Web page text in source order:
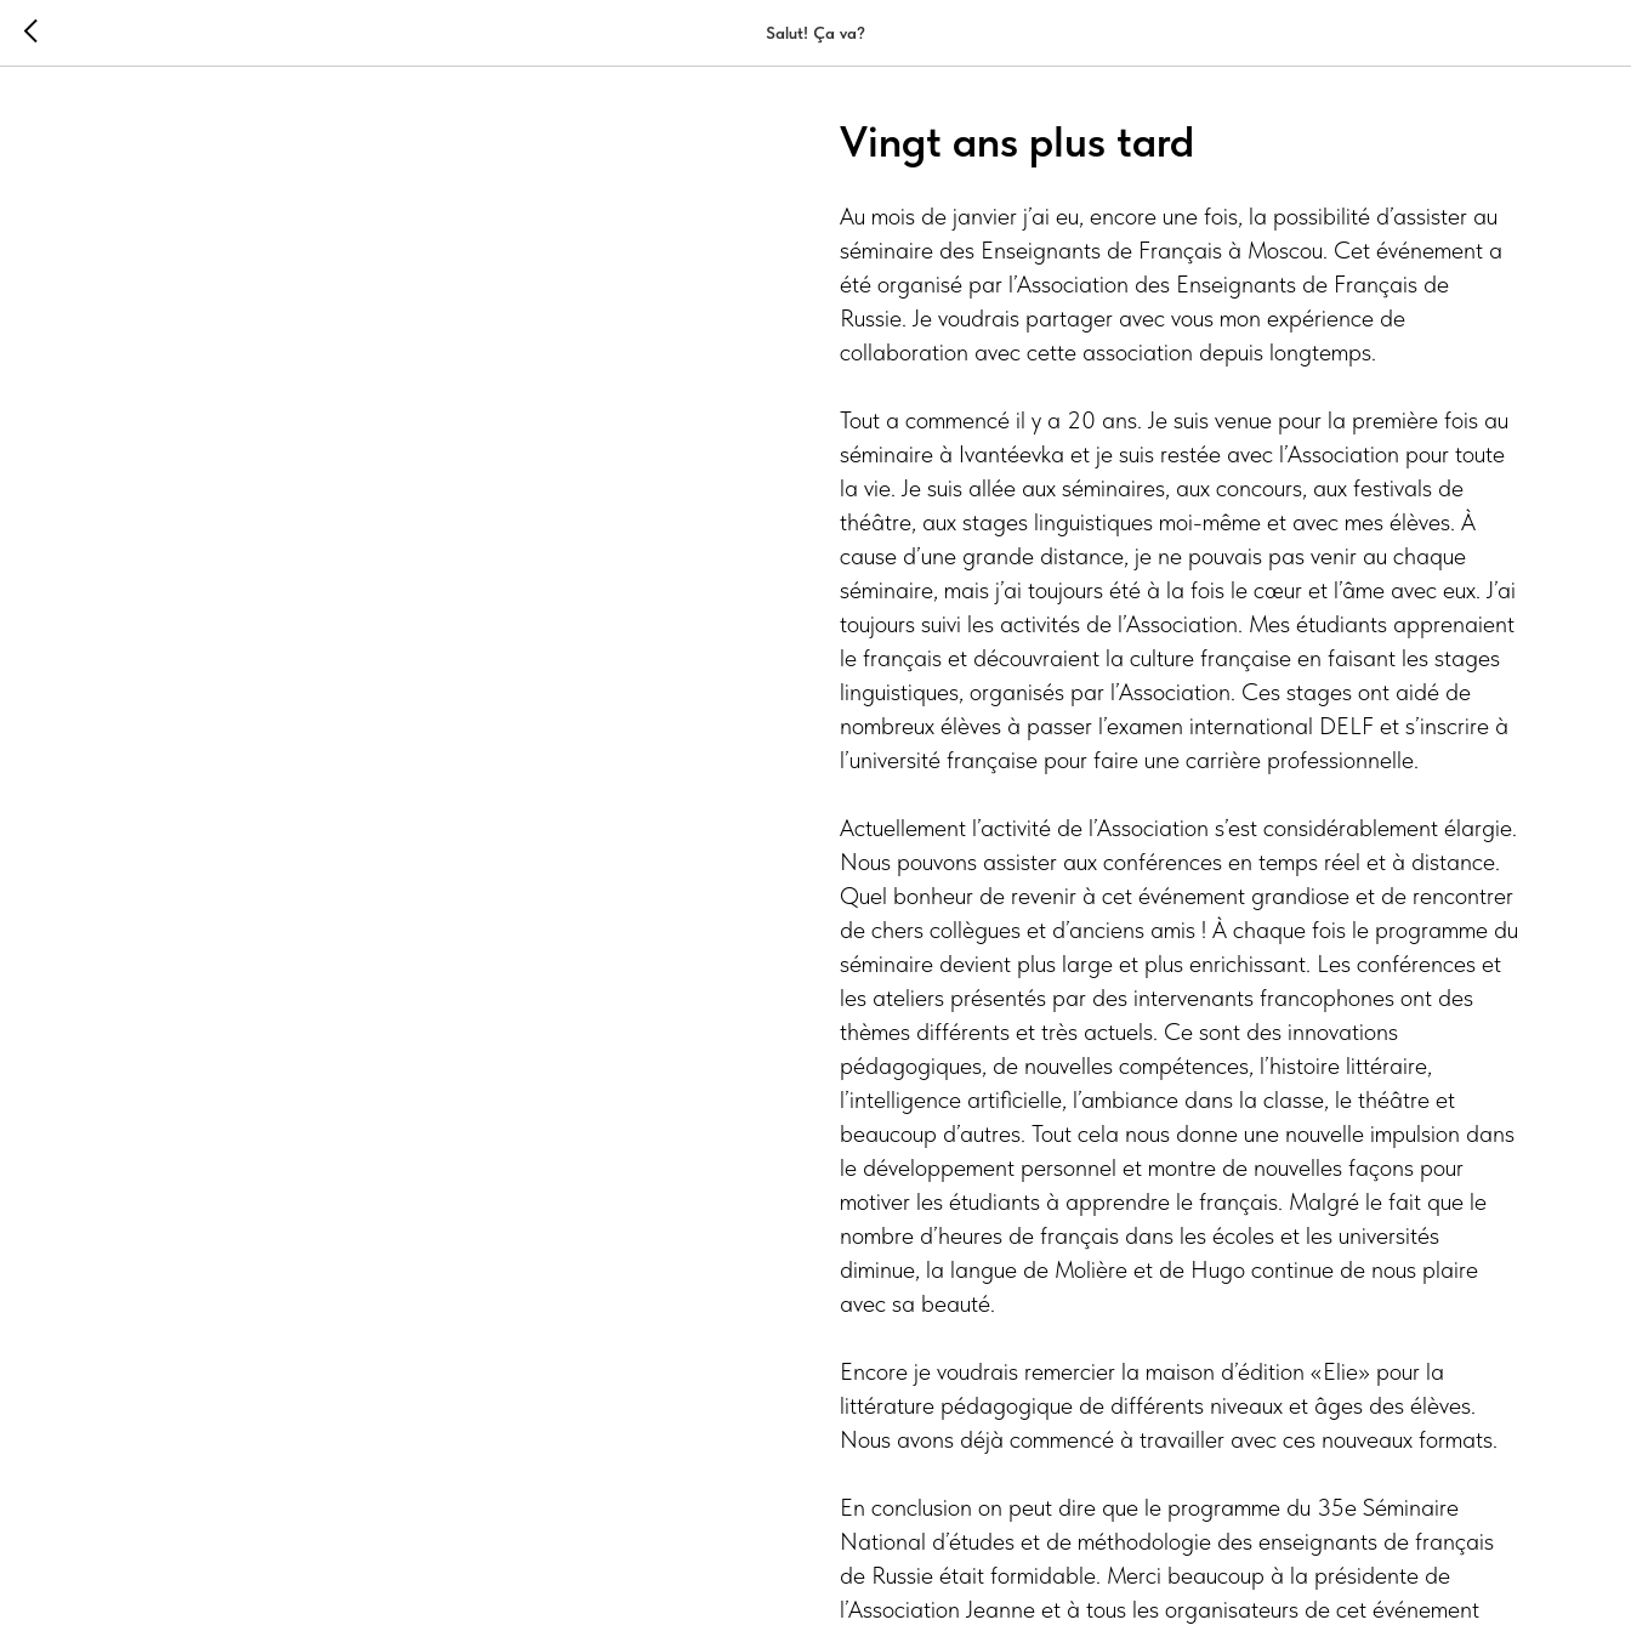
Salut! Ça va?
Vingt ans plus tard
Au mois de janvier j’ai eu, encore une fois, la possibilité d’assister au
séminaire des Enseignants de Français à Moscou. Cet événement a
été organisé par l’Association des Enseignants de Français de
Russie. Je voudrais partager avec vous mon expérience de
collaboration avec cette association depuis longtemps.
Tout a commencé il y a 20 ans. Je suis venue pour la première fois au
séminaire à Ivantéevka et je suis restée avec l’Association pour toute
la vie. Je suis allée aux séminaires, aux concours, auх festivals de
théâtre, auх stages linguistiques moi-même et avec mes élèves. À
cause d’une grande distance, je ne pouvais pas venir au chaque
séminaire, mais j’ai toujours été à la fois le сœur et l’âme avec eux. J’ai
toujours suivi les activités de l’Association. Mes étudiants apprenaient
le français et découvraient la culture française en faisant les stages
linguistiques, organisés par l’Association. Ces stages ont aidé de
nombreux élèves à passer l’examen international DELF et s’inscrire à
l’université française pour faire une carrière professionnelle.
Actuellement l’activité de l’Association s’est considérablement élargie.
Nous pouvons assister aux conférences en temps réel et à distance.
Quel bonheur de revenir à cet événement grandiose et de rencontrer
de chers collègues et d’anciens amis ! À chaque fois le programme du
séminaire devient plus large et plus enrichissant. Les conférences et
les ateliers présentés par des intervenants francophones ont des
thèmes différents et très actuels. Ce sont des innovations
pédagogiques, de nouvelles compétences, l’histoire littéraire,
l’intelligence artificielle, l’ambiance dans la classe, le théâtre et
beaucoup d’autres. Tout cela nous donne une nouvelle impulsion dans
le développement personnel et montre de nouvelles façons pour
motiver les étudiants à apprendre le français. Malgré le fait que le
nombre d’heures de français dans les écoles et les universités
diminue, la langue de Molière et de Hugo continue de nous plaire
avec sa beauté.
Encore je voudrais remercier la maison d’édition «Elie» pour la
littérature pédagogique de différents niveaux et âges des élèves.
Nous avons déjà commencé à travailler avec ces nouveaux formats.
En conclusion on peut dire que le programme du 35e Séminaire
National d’études et de méthodologie des enseignants de français
de Russie était formidable. Merci beaucoup à la présidente de
l’Association Jeanne et à tous les organisateurs de cet événement